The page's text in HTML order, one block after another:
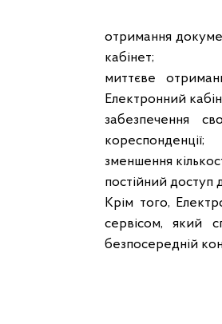
отримання
кабінет;
миттєве
Електронний
забезпечення
кореспонденції;
зменшення
постійний доступ
Крім того,
сервісом, який
безпосередній